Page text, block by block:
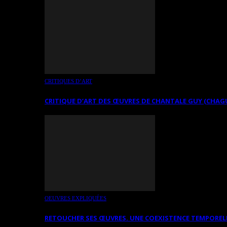
CRITIQUES D’ART
CRITIQUE D’ART DES ŒUVRES DE CHANTALE GUY
OEUVRES EXPLIQUÉES
RETOUCHER SES ŒUVRES. UNE COEXISTENCE